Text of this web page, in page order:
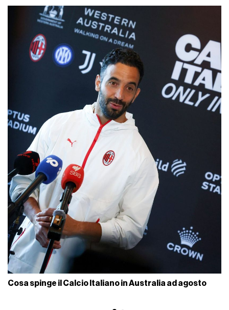
Cosa spinge il Calcio Italiano in Australia ad agosto